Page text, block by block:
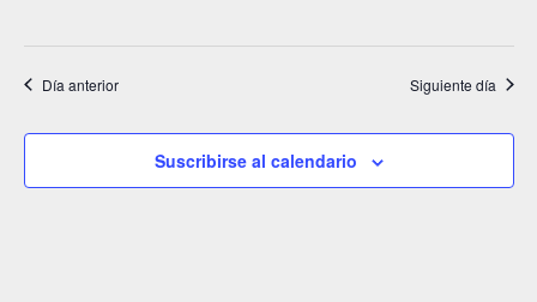
Día anterior Siguiente día
Suscribirse al calendario